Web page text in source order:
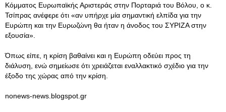
Κόμματος Ευρωπαϊκής Αριστεράς στην Πορταριά του Βόλου, ο κ.
Τσίπρας ανέφερε ότι «αν υπήρχε μία σημαντική ελπίδα για την
Ευρώπη και την Ευρωζώνη θα ήταν η άνοδος του ΣΥΡΙΖΑ στην
εξουσία».
Όπως είπε, η κρίση βαθαίνει και η Ευρώπη οδεύει προς τη
διάλυση, ενώ σημείωσε ότι χρειάζεται εναλλακτικό σχέδιο για την
έξοδο της χώρας από την κρίση.
nonews-news.blogspot.gr